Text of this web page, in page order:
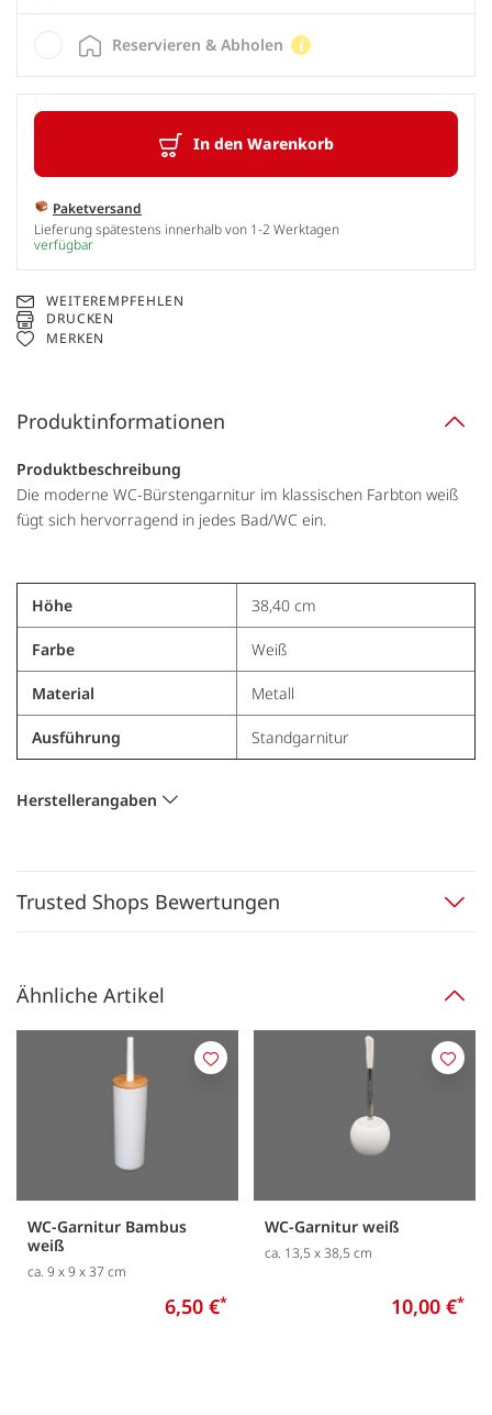
In den Warenkorb
Paketversand
Lieferung spätestens innerhalb von 1-2 Werktagen
verfügbar
Reservieren & Abholen
WEITEREMPFEHLEN
DRUCKEN
MERKEN
Produktinformationen
Produktbeschreibung
Die moderne WC-Bürstengarnitur im klassischen Farbton weiß
fügt sich hervorragend in jedes Bad/WC ein.
Höhe 38,40 cm
Farbe Weiß
Material Metall
Ausführung Standgarnitur
Herstellerangaben
Trusted Shops Bewertungen
Ähnliche Artikel
WC-Garnitur Bambus
weiß
ca. 9 x 9 x 37 cm
6,50 €*
Merken
WC-Garnitur weiß
ca. 13,5 x 38,5 cm
10,00 €*